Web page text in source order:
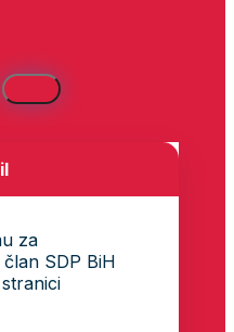
za
SDP BiH